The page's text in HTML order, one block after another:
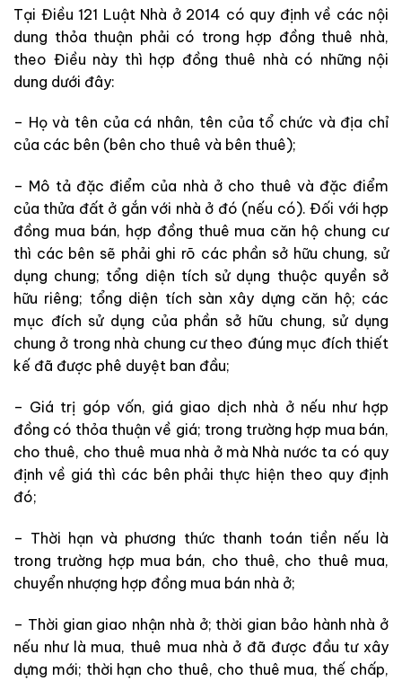
Tại Điều 121 Luật Nhà ở 2014 có quy định về các nội
dung thỏa thuận phải có trong hợp đồng thuê nhà,
theo Điều này thì hợp đồng thuê nhà có những nội
dung dưới đây:
– Họ và tên của cá nhân, tên của tổ chức và địa chỉ
của các bên (bên cho thuê và bên thuê);
– Mô tả đặc điểm của nhà ở cho thuê và đặc điểm
của thửa đất ở gắn với nhà ở đó (nếu có). Đối với hợp
đồng mua bán, hợp đồng thuê mua căn hộ chung cư
thì các bên sẽ phải ghi rõ các phần sở hữu chung, sử
dụng chung; tổng diện tích sử dụng thuộc quyền sở
hữu riêng; tổng diện tích sàn xây dựng căn hộ; các
mục đích sử dụng của phần sở hữu chung, sử dụng
chung ở trong nhà chung cư theo đúng mục đích thiết
kế đã được phê duyệt ban đầu;
– Giá trị góp vốn, giá giao dịch nhà ở nếu như hợp
đồng có thỏa thuận về giá; trong trường hợp mua bán,
cho thuê, cho thuê mua nhà ở mà Nhà nước ta có quy
định về giá thì các bên phải thực hiện theo quy định
đó;
– Thời hạn và phương thức thanh toán tiền nếu là
trong trường hợp mua bán, cho thuê, cho thuê mua,
chuyển nhượng hợp đồng mua bán nhà ở;
– Thời gian giao nhận nhà ở; thời gian bảo hành nhà ở
nếu như là mua, thuê mua nhà ở đã được đầu tư xây
dựng mới; thời hạn cho thuê, cho thuê mua, thế chấp,